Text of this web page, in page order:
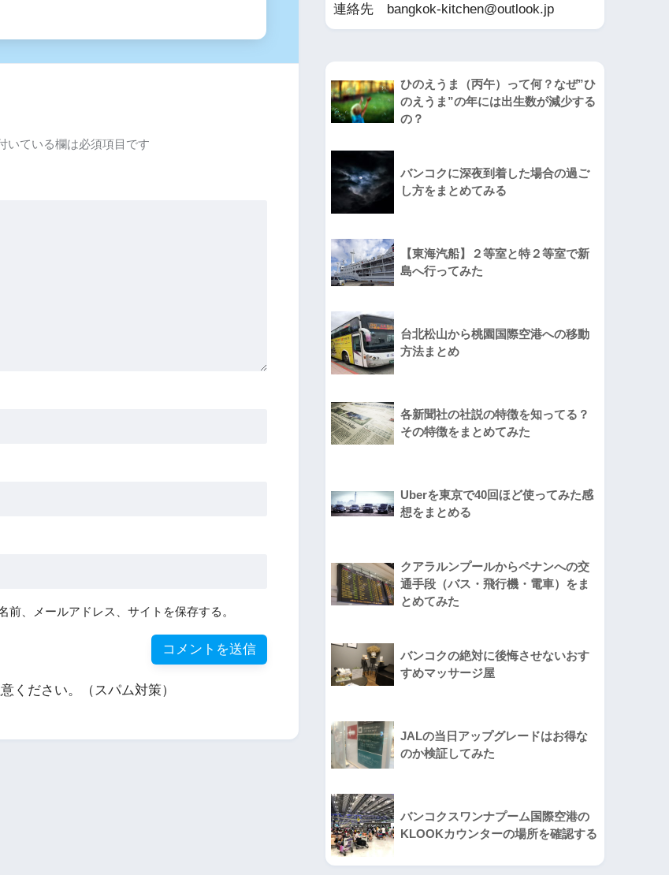
いている欄は必須項目です
、メールアドレス、サイトを保存する。
ください。（スパム対策）
連絡先 bangkok-kitchen@outlook.jp
ひのえうま（丙午）って何？なぜ”ひ
のえうま”の年には出生数が減少する
の？
バンコクに深夜到着した場合の過ご
し方をまとめてみる
【東海汽船】２等室と特２等室で新
島へ行ってみた
台北松山から桃園国際空港への移動
方法まとめ
各新聞社の社説の特徴を知ってる？
その特徴をまとめてみた
Uberを東京で40回ほど使ってみた感
想をまとめる
クアラルンプールからペナンへの交
通手段（バス・飛行機・電車）をま
とめてみた
バンコクの絶対に後悔させないおす
すめマッサージ屋
JALの当日アップグレードはお得な
のか検証してみた
バンコクスワンナプーム国際空港の
KLOOKカウンターの場所を確認する